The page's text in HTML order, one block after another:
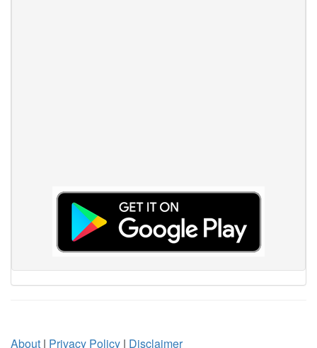
About | Privacy Policy | Disclaimer